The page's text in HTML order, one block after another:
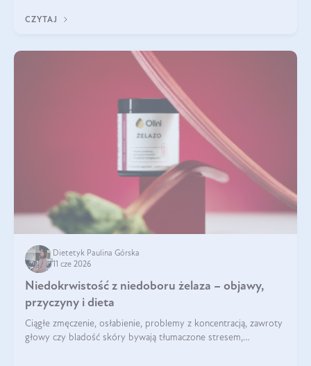
bariera hydrolipidowa.
CZYTAJ
Dietetyk Paulina Górska
11 cze 2026
Niedokrwistość z niedoboru żelaza – objawy,
przyczyny i dieta
Ciągłe zmęczenie, osłabienie, problemy z koncentracją, zawroty
głowy czy bladość skóry bywają tłumaczone stresem,